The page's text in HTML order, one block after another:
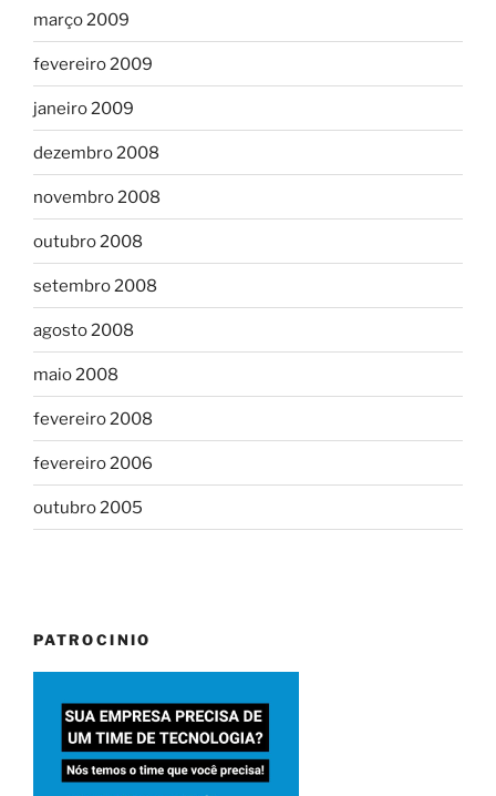
março 2009
fevereiro 2009
janeiro 2009
dezembro 2008
novembro 2008
outubro 2008
setembro 2008
agosto 2008
maio 2008
fevereiro 2008
fevereiro 2006
outubro 2005
PATROCINIO